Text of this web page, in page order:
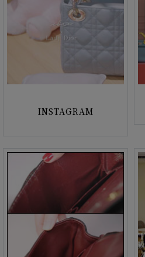
INSTAGRAM